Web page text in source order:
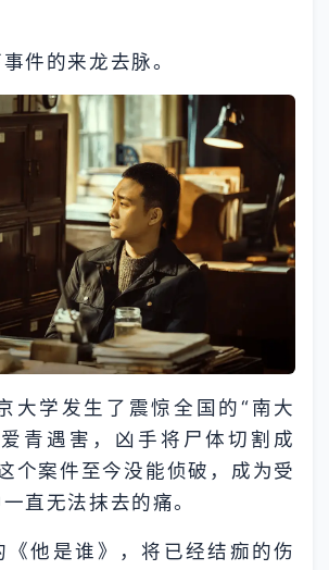
件的来龙去脉。
大学发生了震惊全国的“南大
青遇害，凶手将尸体切割成
个案件至今没能侦破，成为受
直无法抹去的痛。
《他是谁》，将已经结痂的伤